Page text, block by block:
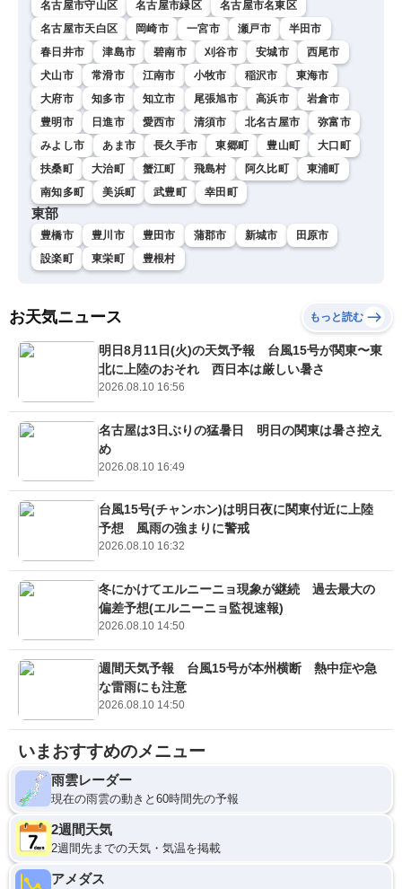
名古屋市守山区 名古屋市緑区
名古屋市名東区
名古屋市天白区
岡崎市 一宮市 瀬戸市
半田市
春日井市
津島市 碧南市 刈谷市 安城市
西尾市
犬山市
常滑市 江南市 小牧市 稲沢市
東海市
大府市
知多市 知立市 尾張旭市 高浜市
岩倉市
豊明市
日進市 愛西市 清須市 北名古屋市
弥富市
みよし市
あま市 長久手市 東郷町 豊山町
大口町
扶桑町
大治町 蟹江町 飛島村 阿久比町
東浦町
南知多町
美浜町 武豊町 幸田町
東部
豊橋市 豊川市 豊田市 蒲郡市 新城市
田原市
設楽町
東栄町 豊根村
お天気ニュース もっと読む
明日8月11日(火)の天気予報 台風15号が関東〜東
北に上陸のおそれ 西日本は厳しい暑さ
2026.08.10 16:56
名古屋は3日ぶりの猛暑日 明日の関東は暑さ控え
め
2026.08.10 16:49
台風15号(チャンホン)は明日夜に関東付近に上陸
予想 風雨の強まりに警戒
2026.08.10 16:32
冬にかけてエルニーニョ現象が継続 過去最大の
偏差予想(エルニーニョ監視速報)
2026.08.10 14:50
週間天気予報 台風15号が本州横断 熱中症や急
な雷雨にも注意
2026.08.10 14:50
いまおすすめのメニュー
雨雲レーダー
現在の雨雲の動きと60時間先の予報
2週間天気
2週間先までの天気・気温を掲載
アメダス